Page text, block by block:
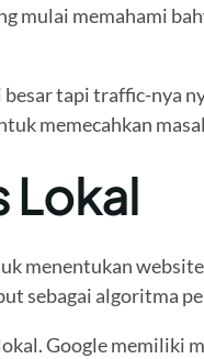
mulai memahami
tapi traffic-nya
memecahkan
Lokal
menentukan
sebagai algoritma
Google memiliki